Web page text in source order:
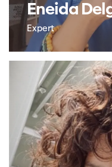
Eneida
Expert